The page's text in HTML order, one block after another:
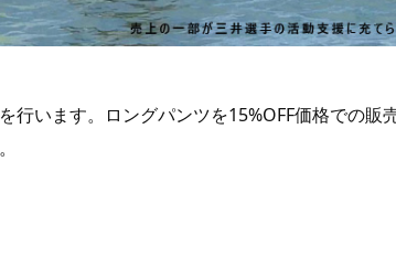
行います。ロングパンツを15%OFF価格での販